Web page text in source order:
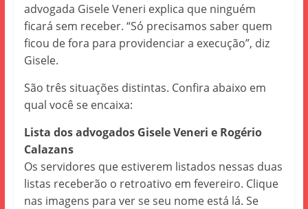
advogada Gisele Veneri explica que ninguém
ficará sem receber. “Só precisamos saber quem
ficou de fora para providenciar a execução”, diz
Gisele.
São três situações distintas. Confira abaixo em
qual você se encaixa:
Lista dos advogados Gisele Veneri e Rogério
Calazans
Os servidores que estiverem listados nessas duas
listas receberão o retroativo em fevereiro. Clique
nas imagens para ver se seu nome está lá. Se